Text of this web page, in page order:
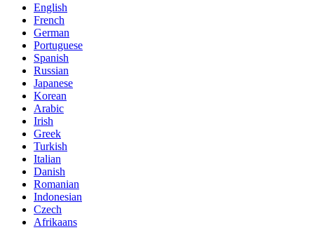
English
French
German
Portuguese
Spanish
Russian
Japanese
Korean
Arabic
Irish
Greek
Turkish
Italian
Danish
Romanian
Indonesian
Czech
Afrikaans